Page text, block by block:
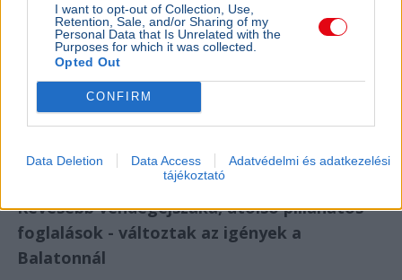
I want to opt-out of Collection, Use,
Retention, Sale, and/or Sharing of my
Personal Data that Is Unrelated with the
Purposes for which it was collected.
Opted Out
CONFIRM
Data Deletion Data Access
Adatvédelmi és adatkezelési
tájékoztató
Fidesz Hadházy Ákos Paks Atomerőmű
Hadházy Ákos szerint a Paks 2 fejlesztéséért felelős
állami cég a piaci ár sokszorosáért vásárolt erdőket és
legelőket; a volt képviselő feljelentést tett.
2026. augusztus 4.
Kevesebb vendégéjszaka, utolsó pillanatos
foglalások - változtak az igények a
Balatonnál